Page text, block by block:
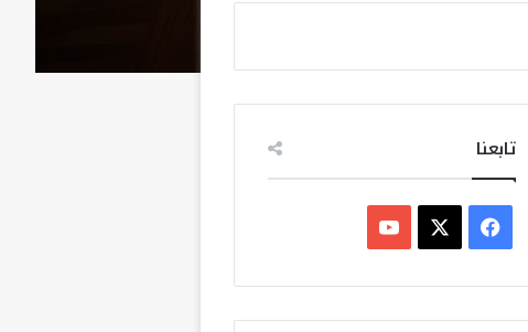
تابعنا
س
o